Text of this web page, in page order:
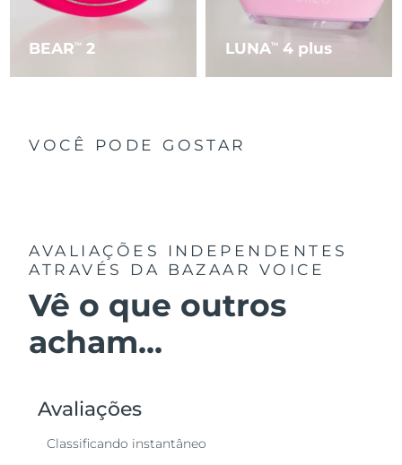
BEARTM 2 LUNATM 4 plus
VOCÊ PODE GOSTAR
AVALIAÇÕES INDEPENDENTES
ATRAVÉS DA BAZAAR VOICE
Vê o que outros
acham...